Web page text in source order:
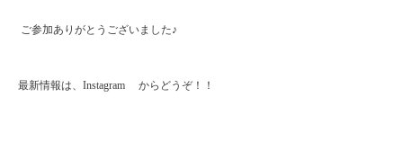
ご参加ありがとうございました♪
最新情報は、 Instagram からどうぞ！！